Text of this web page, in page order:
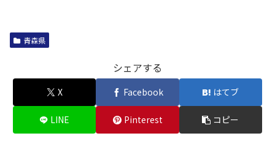
青森県
シェアする
X Facebook はてブ
LINE Pinterest コピー